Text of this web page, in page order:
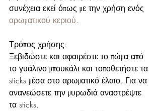
συνέχεια εκεί όπως με την χρήση ενός
αρωματικού κεριού.
Τρόπος χρήσης:
Ξεβιδώστε και αφαιρέστε το πώμα από
το γυάλινο μπουκάλι και τοποθετήστε τα
sticks μέσα στο αρωματικό έλαιο. Για να
ανανεώσετε την μυρωδιά αναστρέψτε
τα sticks.